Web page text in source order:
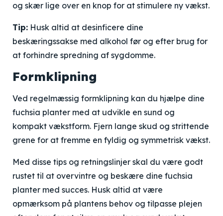
og skær lige over en knop for at stimulere ny vækst.
Tip: Husk altid at desinficere dine
beskæringssakse med alkohol før og efter brug for
at forhindre spredning af sygdomme.
Formklipning
Ved regelmæssig formklipning kan du hjælpe dine
fuchsia planter med at udvikle en sund og
kompakt vækstform. Fjern lange skud og strittende
grene for at fremme en fyldig og symmetrisk vækst.
Med disse tips og retningslinjer skal du være godt
rustet til at overvintre og beskære dine fuchsia
planter med succes. Husk altid at være
opmærksom på plantens behov og tilpasse plejen